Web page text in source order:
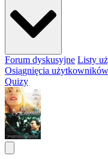
Forum dyskusyjne Listy
Osiągnięcia użytkowników
Quizy